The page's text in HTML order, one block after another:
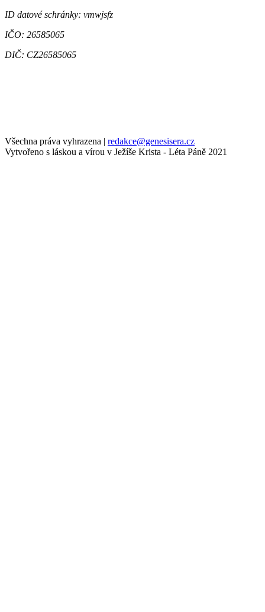
ID datové schránky: vmwjsfz
IČO: 26585065
DIČ: CZ26585065
Všechna práva vyhrazena | redakce@genesisera.cz
Vytvořeno s láskou a vírou v Ježíše Krista - Léta Páně 2021